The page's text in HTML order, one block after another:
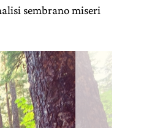
sembrano miseri